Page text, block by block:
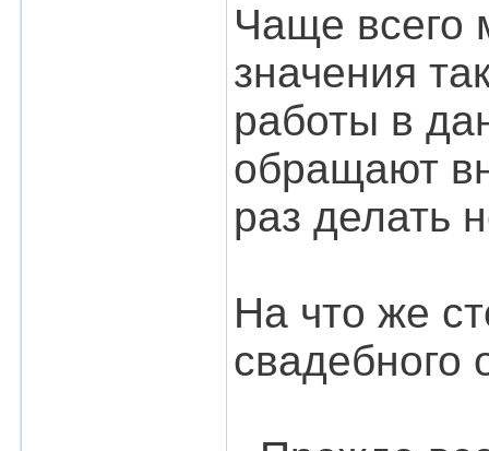
Чаще всего
значения
работы в
обращают
раз делать
На что же
свадебного